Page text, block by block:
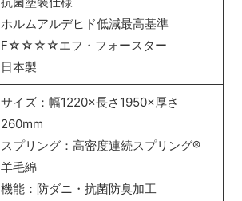
ホルムアルデヒド低減最高基準
F☆☆☆☆エフ・フォースター
日本製
サイズ：幅1220×長さ1950×厚さ
260mm
スプリング：高密度連続スプリング®
羊毛綿
機能：防ダニ・抗菌防臭加工